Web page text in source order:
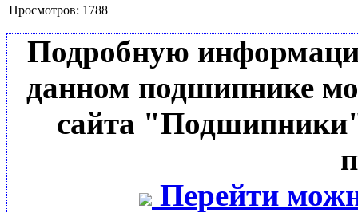
Просмотров: 1788
Подробную
данном подшипнике
сайта
Перейти